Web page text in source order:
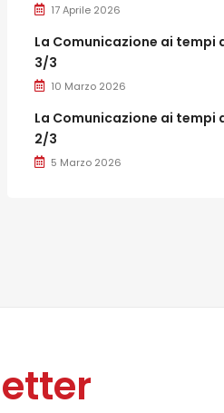
17 Aprile 2026
La Comunicazione ai tempi
3/3
10 Marzo 2026
La Comunicazione ai tempi
2/3
5 Marzo 2026